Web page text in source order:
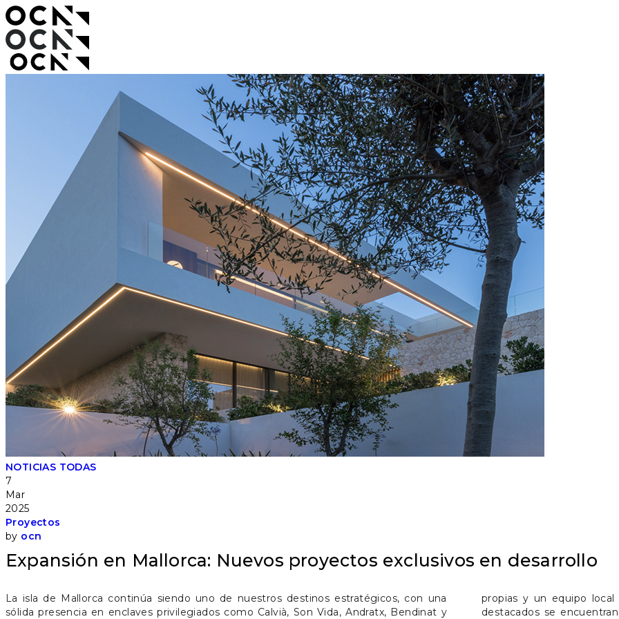
NOTICIAS TODAS
7
Mar
2025
Proyectos
by ocn
Expansión en Mallorca: Nuevos proyectos exclusivos en desarrollo
La isla de Mallorca continúa siendo uno de nuestros destinos estratégicos, con una
sólida presencia en enclaves privilegiados como Calvià, Son Vida, Andratx, Bendinat y
propias y un equipo local en constante crecimiento. Entre nuestros proyectos más
destacados se encuentran la joya arquitectónica Aumallutx en Son Vida, la exclusiva